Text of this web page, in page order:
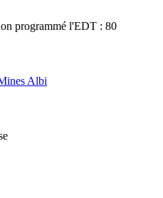
programmé l'EDT : 80
Albi